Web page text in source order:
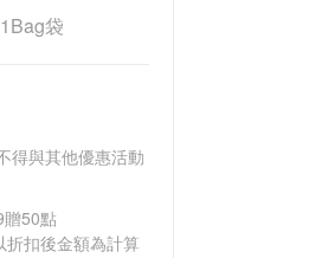
袋
得與其他優惠活動
50點
扣後金額為計算